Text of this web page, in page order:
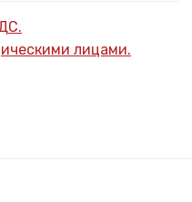
лицами.